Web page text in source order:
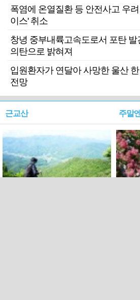
폭염에 온열질환 등 안전사고 우
이스' 취소
창녕 중부내륙고속도로서 포탄
의탄으로 밝혀져
입원환자가 연달아 사망한 울산
전망
근교산 주말